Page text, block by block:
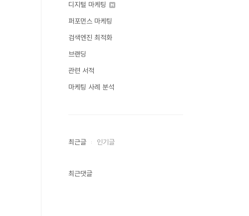
디지털 마케팅
퍼포먼스 마케팅
검색엔진 최적화
브랜딩
관련 서적
마케팅 사례 분석
최근글 인기글
최근댓글